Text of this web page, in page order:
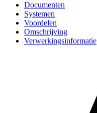
Documenten
Systemen
Voordelen
Omschrijving
Verwerkingsinformatie